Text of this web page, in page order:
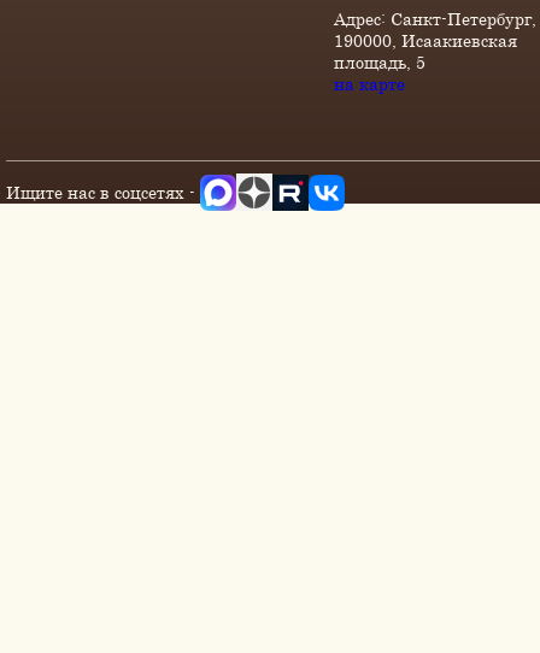
Адрес: Санкт-Петербург,
190000, Исаакиевская
площадь, 5
на карте
Ищите нас в соцсетях -